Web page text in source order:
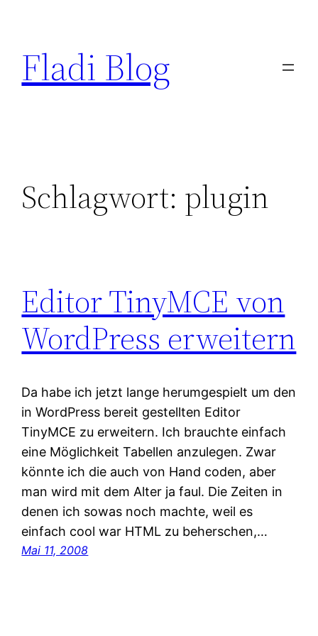
springen
Fladi Blog
Schlagwort: plugin
Editor TinyMCE von
WordPress erweitern
Da habe ich jetzt lange herumgespielt um den
in WordPress bereit gestellten Editor
TinyMCE zu erweitern. Ich brauchte einfach
eine Möglichkeit Tabellen anzulegen. Zwar
könnte ich die auch von Hand coden, aber
man wird mit dem Alter ja faul. Die Zeiten in
denen ich sowas noch machte, weil es
einfach cool war HTML zu beherschen,…
Mai 11, 2008